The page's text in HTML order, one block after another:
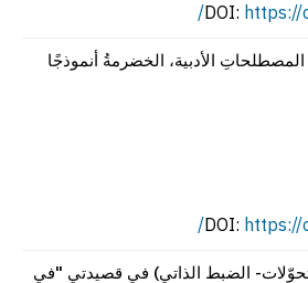
https://
الأدبية، الخضرمةُ أنموذجًا
https://
الضبط الذاتي) في قصيدتي "في